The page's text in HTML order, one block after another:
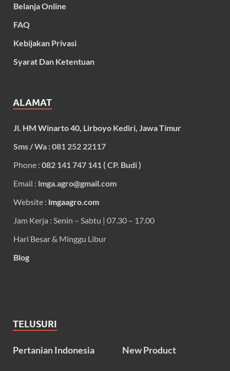
Belanja Online
FAQ
Kebijakan Privasi
Syarat Dan Ketentuan
ALAMAT
Jl. HM Winarto 40, Lirboyo Kediri, Jawa Timur
Sms / Wa : 081 252 22117
Phone : 082 141 747 141 ( CP. Budi )
Email : lmga.agro@gmail.com
Website : lmgaagro.com
Jam Kerja : Senin – Sabtu | 07.30 – 17.00
Hari Besar & Minggu Libur
Blog
TELUSURI
Pertanian Indonesia New Product